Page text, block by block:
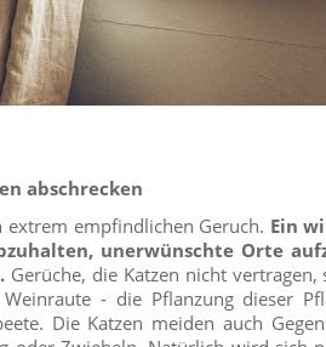
abschrecken
extrem empfindlichen Geruch. Ein
unerwünschte Orte
Gerüche, die Katzen nicht
- die Pflanzung dieser
Die Katzen meiden auch